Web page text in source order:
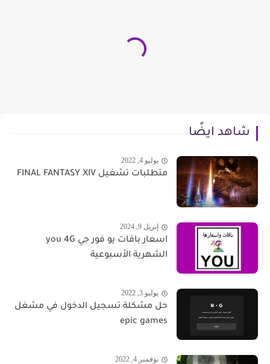
شاهد ايضًا
يوليو 4, 2022
متطلبات تشغيل FINAL FANTASY XIV
إبريل 9, 2024
اسعار باقات يو فور جي you 4G
الشهرية الأسبوعية
يوليو 3, 2022
حل مشكلة تسجيل الدخول في مشغل
epic games
نوفمبر 4, 2022